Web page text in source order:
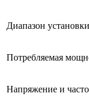
Диапазон
Потребляемая
Напряжение и